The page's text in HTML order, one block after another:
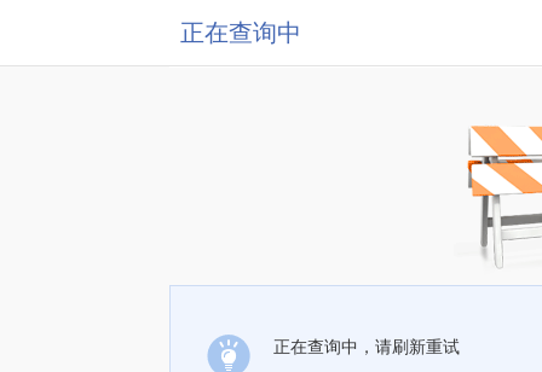
正在查询中
正在查询中，请刷新重试